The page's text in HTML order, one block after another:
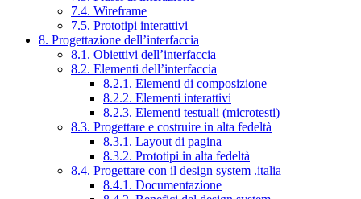
7.4. Wireframe
7.5. Prototipi interattivi
8. Progettazione dell’interfaccia
8.1. Obiettivi dell’interfaccia
8.2. Elementi dell’interfaccia
8.2.1. Elementi di composizione
8.2.2. Elementi interattivi
8.2.3. Elementi testuali (microtesti)
8.3. Progettare e costruire in alta fedeltà
8.3.1. Layout di pagina
8.3.2. Prototipi in alta fedeltà
8.4. Progettare con il design system .italia
8.4.1. Documentazione